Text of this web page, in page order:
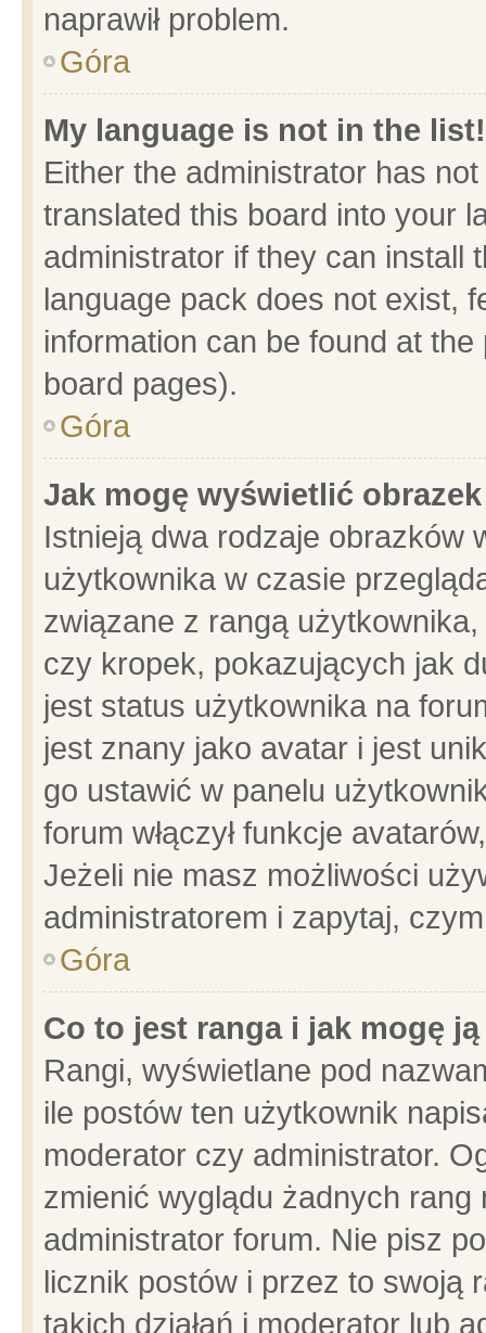
naprawił problem.
Góra
My language is not in the list!
Either the administrator has
translated this board into your
administrator if they can install
language pack does not exist,
information can be found at
board pages).
Góra
Jak mogę wyświetlić
Istnieją dwa rodzaje obrazków
użytkownika w czasie
związane z rangą
czy kropek, pokazujących jak
jest status użytkownika na
jest znany jako avatar i jest
go ustawić w panelu
forum włączył funkcje
Jeżeli nie masz możliwości
administratorem i zapytaj,
Góra
Co to jest ranga i jak mogę
Rangi, wyświetlane pod
ile postów ten użytkownik
moderator czy administrator.
zmienić wyglądu żadnych
administrator forum. Nie pisz
licznik postów i przez to swoją
takich działań i moderator lub